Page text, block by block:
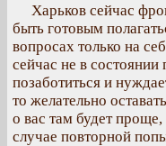
Харьков сейчас
быть готовым
вопросах только на
сейчас не в
позаботиться и
то желательно
о вас там будет
случае повторной